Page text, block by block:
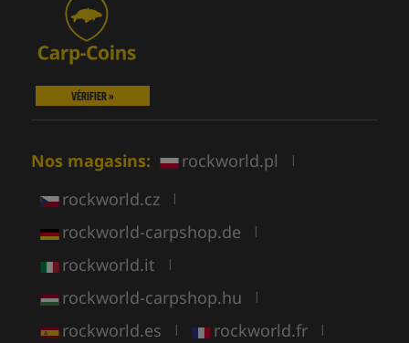
VÉRIFIER »
Nos magasins: rockworld.pl |
rockworld.cz |
rockworld-carpshop.de |
rockworld.it |
rockworld-carpshop.hu |
rockworld.es | rockworld.fr |